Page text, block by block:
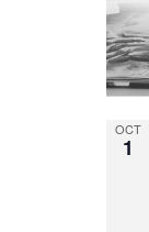
OCT
1